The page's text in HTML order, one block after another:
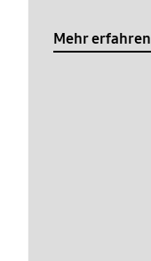
Mehr erfahren